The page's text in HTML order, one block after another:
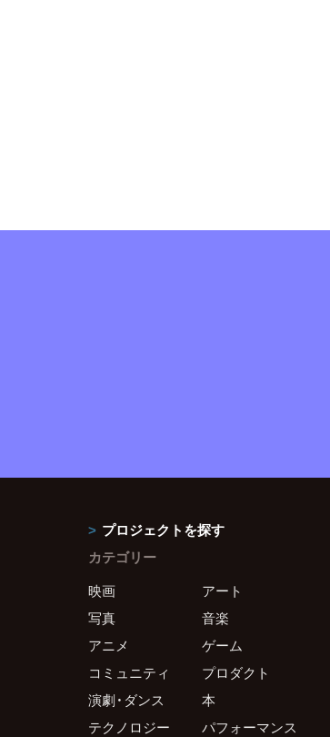
プロジェクトを探す
カテゴリー
映画
アート
写真
音楽
アニメ
ゲーム
コミュニティ
プロダクト
演劇・ダンス
本
テクノロジー
パフォーマンス